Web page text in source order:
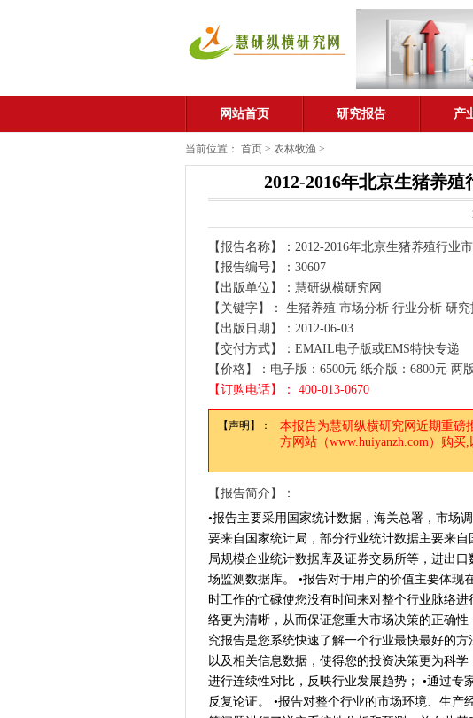
网站首页 研究报告 产
当前位置： 首页> 农林牧渔 >
2012-2016年北京生猪养
【报告名称】：2012-2016年北京生猪养殖行业
【报告编号】：30607
【出版单位】：慧研纵横研究网
【关键字】： 生猪养殖 市场分析 行业分析 研究
【出版日期】：2012-06-03
【交付方式】：EMAIL电子版或EMS特快专递
【价格】：电子版：6500元 纸介版：6800元 两
【订购电话】： 400-013-0670
【声明】：
本报告为慧研纵横研究网近期重磅
方网站（www.huiyanzh.com）购买
【报告简介】：
•报告主要采用国家统计数据，海关总署，市场
要来自国家统计局，部分行业统计数据主要来
局规模企业统计数据库及证券交易所等，进出
场监测数据库。 •报告对于用户的价值主要体
时工作的忙碌使您没有时间来对整个行业脉络
络更为清晰，从而保证您重大市场决策的正确
究报告是您系统快速了解一个行业最快最好的
以及相关信息数据，使得您的投资决策更为科
进行连续性对比，反映行业发展趋势； •通过
反复论证。 •报告对整个行业的市场环境、生